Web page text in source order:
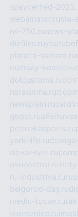
spayderhed-
webamator.ru ma-
nv-750.ru news-
dizfiles.ru
planeta-samara.ru
matrasy-
dotcustoms.ru
narasimha.ru
newsplain.ru
gbget.ru
petrovkasports.ru
york-life.ru
slovar-ivrit.ru
ovucontrol.ru
ru-industriya.ru
belgorod-day.ru
medic-today.ru
teensvoice.ru